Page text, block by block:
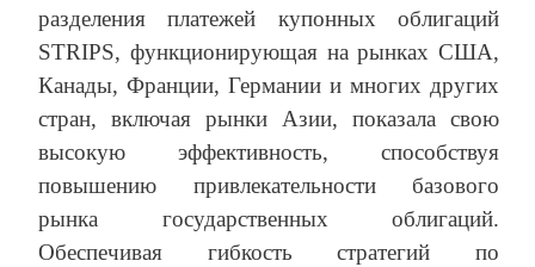
разделения платежей купонных облигаций
STRIPS, функционирующая на рынках США,
Канады, Франции, Германии и многих других
стран, включая рынки Азии, показала свою
высокую эффективность, способствуя
повышению привлекательности базового
рынка государственных облигаций.
Обеспечивая гибкость стратегий по